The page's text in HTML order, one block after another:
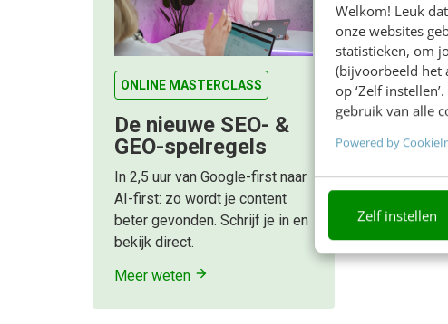
Welkom! Leuk
onze websites
statistieken, om
(bijvoorbeeld het
op ‘Zelf
gebruik van alle
Powered by
Zelf instellen
ONLINE MASTERCLASS
De nieuwe SEO- &
GEO-spelregels
In 2,5 uur van Google-first naar
AI-first: zo wordt je content
beter gevonden. Schrijf je in en
bekijk direct.
Meer weten